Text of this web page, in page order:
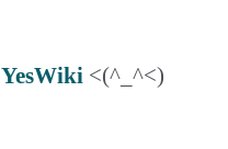
YesWiki <(^_^<)